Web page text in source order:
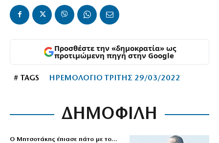
Προσθέστε την «δημοκρατία» ως
προτιμώμενη πηγή στην Google
# TAGS ΗΡΕΜΟΛΟΓΙΟ ΤΡΙΤΗΣ 29/03/2022
ΔΗΜΟΦΙΛΗ
Ο Μητσοτάκης έπιασε πάτο με το…